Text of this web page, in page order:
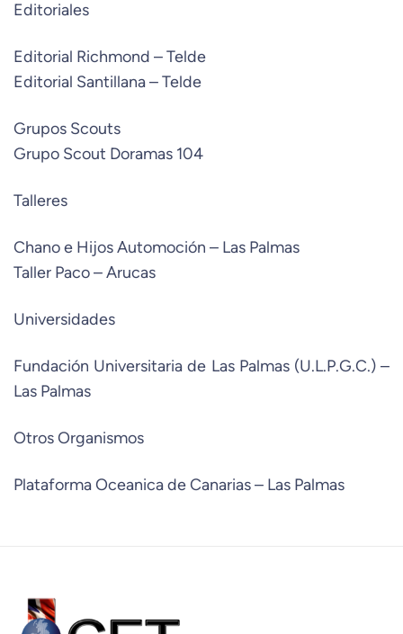
Editoriales
Editorial Richmond – Telde
Editorial Santillana – Telde
Grupos Scouts
Grupo Scout Doramas 104
Talleres
Chano e Hijos Automoción – Las Palmas
Taller Paco – Arucas
Universidades
Fundación Universitaria de Las Palmas (U.L.P.G.C.) –
Las Palmas
Otros Organismos
Plataforma Oceanica de Canarias – Las Palmas